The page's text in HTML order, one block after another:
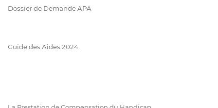
Dossier de Demande APA
Guide des Aides 2024